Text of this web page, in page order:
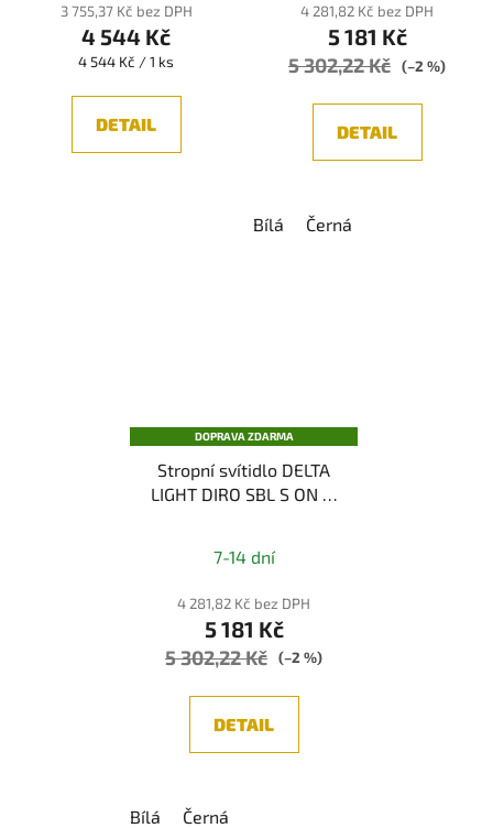
3 755,37 Kč bez DPH
4 544 Kč
Měrná
4 544 Kč / 1 ks
DETAIL
4 281,82 Kč bez DPH
5 181 Kč
5 302,22 Kč (–2 %)
DETAIL
Bílá Černá
DOPRAVA ZDARMA
Stropní svítidlo DELTA
LIGHT DIRO SBL S ON IP
7-14 dní
4 281,82 Kč bez DPH
5 181 Kč
5 302,22 Kč (–2 %)
DETAIL
Bílá Černá